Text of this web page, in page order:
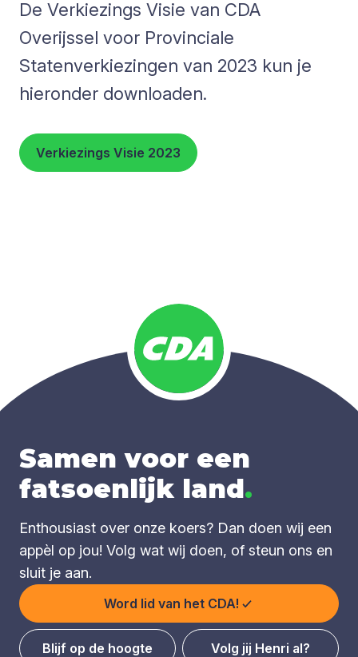
De Verkiezings Visie van CDA
Overijssel voor Provinciale
Statenverkiezingen van 2023 kun je
hieronder downloaden.
Verkiezings Visie 2023
Samen voor een
fatsoenlijk land.
Enthousiast over onze koers? Dan doen wij een
appèl op jou! Volg wat wij doen, of steun ons en
sluit je aan.
Word lid van het CDA!
Blijf op de hoogte Volg jij Henri al?